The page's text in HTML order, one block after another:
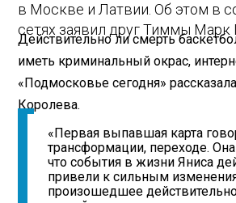
в Москве и Латвии. Об этом в
сетях заявил друг Тиммы Марк
Действительно ли смерть
иметь криминальный окрас,
«Подмосковье сегодня»
Королева.
«Первая выпавшая карта
трансформации, переходе.
что события в жизни Яниса
привели к сильным
произошедшее